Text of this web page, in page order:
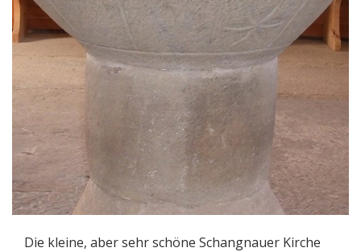
Die kleine, aber sehr schöne Schangnauer Kirche